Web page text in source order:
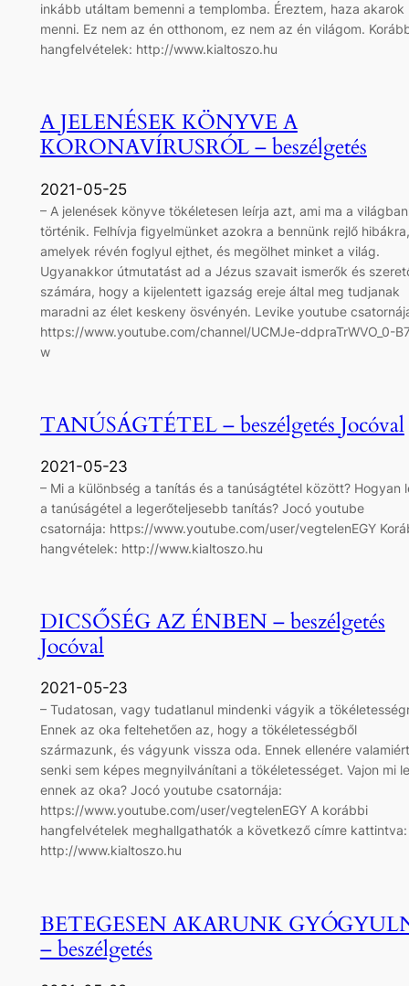
inkább utáltam bemenni a templomba. Éreztem, haza akarok
menni. Ez nem az én otthonom, ez nem az én világom.
hangfelvételek: http://www.kialtoszo.hu
A JELENÉSEK KÖNYVE A
KORONAVÍRUSRÓL – beszélgetés
2021-05-25
– A jelenések könyve tökéletesen leírja azt, ami ma a világban
történik. Felhívja figyelmünket azokra a bennünk rejlő hibákra,
amelyek révén foglyul ejthet, és megölhet minket a világ.
Ugyanakkor útmutatást ad a Jézus szavait ismerők és
számára, hogy a kijelentett igazság ereje által meg tudjanak
maradni az élet keskeny ösvényén. Levike youtube
https://www.youtube.com/channel/UCMJe-ddpraTrWVO_0-
w
TANÚSÁGTÉTEL – beszélgetés Jocóval
2021-05-23
– Mi a különbség a tanítás és a tanúságtétel között? Hogyan
a tanúságétel a legerőteljesebb tanítás? Jocó youtube
csatornája: https://www.youtube.com/user/vegtelenEGY
hangvételek: http://www.kialtoszo.hu
DICSŐSÉG AZ ÉNBEN – beszélgetés
Jocóval
2021-05-23
– Tudatosan, vagy tudatlanul mindenki vágyik a
Ennek az oka feltehetően az, hogy a tökéletességből
származunk, és vágyunk vissza oda. Ennek ellenére valamiért
senki sem képes megnyilvánítani a tökéletességet. Vajon mi
ennek az oka? Jocó youtube csatornája:
https://www.youtube.com/user/vegtelenEGY A korábbi
hangfelvételek meghallgathatók a következő címre kattintva:
http://www.kialtoszo.hu
BETEGESEN AKARUNK
– beszélgetés